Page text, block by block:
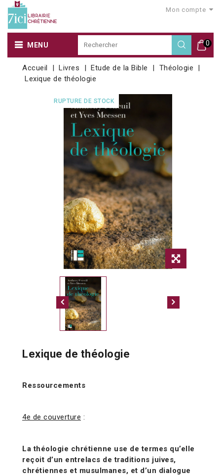
Mon compte
0
MENU
Accueil Livres Etude de la Bible
Théologie
Lexique de théologie
RUPTURE DE STOCK
Lexique de théologie
Ressourcements
4e de couverture :
La théologie chrétienne use de termes qu’elle
reçoit d’un entrelacs de traditions juives,
chrétiennes et musulmanes, et d’un dialogue